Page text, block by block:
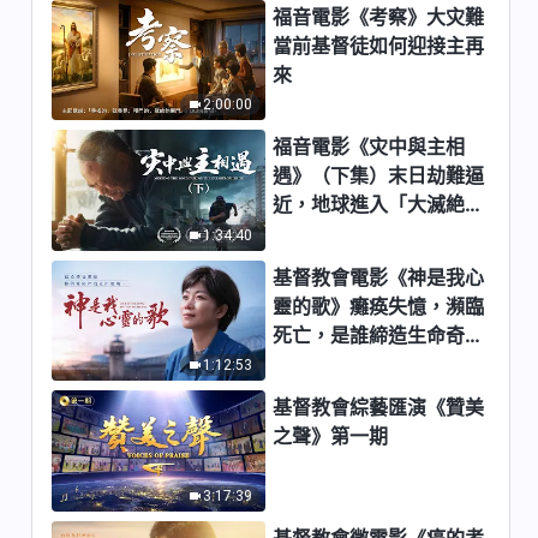
22:42
22:30
基督徒的經歷見證 第822期
《尋求問題的背後》
基督徒的經歷見證 第1621期
《嫉賢妒能太可恨》
27:27
基督徒的經歷見證 第1620期
《我學會盡自己的責任了》
29:17
基督徒的經歷見證 第519期
《我為什麽總偽裝自己》
2:00:00
福音電影《考察》大灾難
當前基督徒如何迎接主再
來
1:34:40
福音電影《灾中與主相
遇》（下集）末日劫難逼
近，地球進入「大滅絶時
你準備好逃生了嗎？
1:12:53
基督教會電影《神是我心
靈的歌》癱痪失憶，瀕臨
死亡，是誰締造生命奇
3:17:39
基督教會綜藝匯演《贊美
之聲》第一期